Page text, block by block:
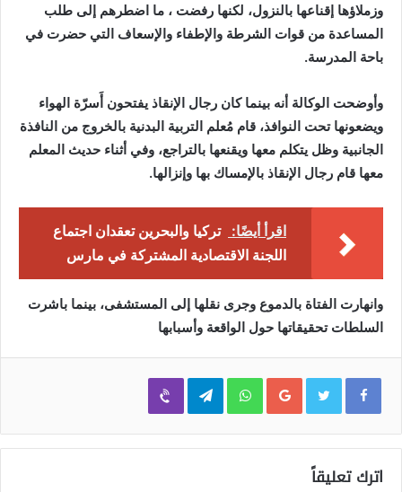
وزملاؤها إقناعها بالنزول، لكنها رفضت ، ما اضطرهم إلى طلب
المساعدة من قوات الشرطة والإطفاء والإسعاف التي حضرت في
باحة المدرسة.
وأوضحت الوكالة أنه بينما كان رجال الإنقاذ يفتحون أَسرّة الهواء
ويضعونها تحت النوافذ، قام مُعلم التربية البدنية بالخروج من النافذة
الجانبية وظل يتكلم معها ويقنعها بالتراجع، وفي أثناء حديث المعلم
معها قام رجال الإنقاذ بالإمساك بها وإنزالها.
اقرأ أيضًا:
تركيا والبحرين تعقدان اجتماع
اللجنة الاقتصادية المشتركة في مارس
وانهارت الفتاة بالدموع وجرى نقلها إلى المستشفى، بينما باشرت
السلطات تحقيقاتها حول الواقعة وأسبابها
Google+
WhatsApp
Telegram
Viber
اترك تعليقاً